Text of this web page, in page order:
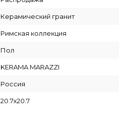
Керамический гранит
Римская коллекция
Пол
KERAMA MARAZZI
Россия
20.7x20.7